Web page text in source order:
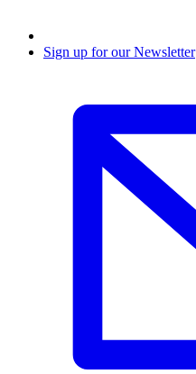
Sign up for our Newsletter